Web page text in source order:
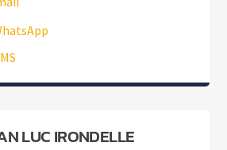
LUC IRONDELLE